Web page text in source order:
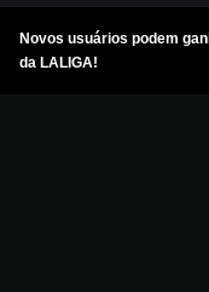
Novos usuários podem
da LALIGA!